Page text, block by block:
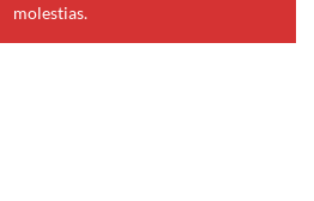
molestias.